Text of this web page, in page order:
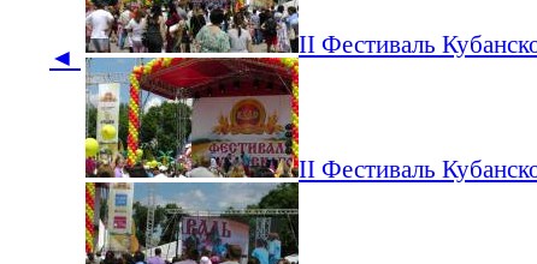
◄ II Фестиваль
II Фестиваль